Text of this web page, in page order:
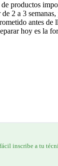
productos
2 a 3
antes de
hoy es la
inscribe a tu